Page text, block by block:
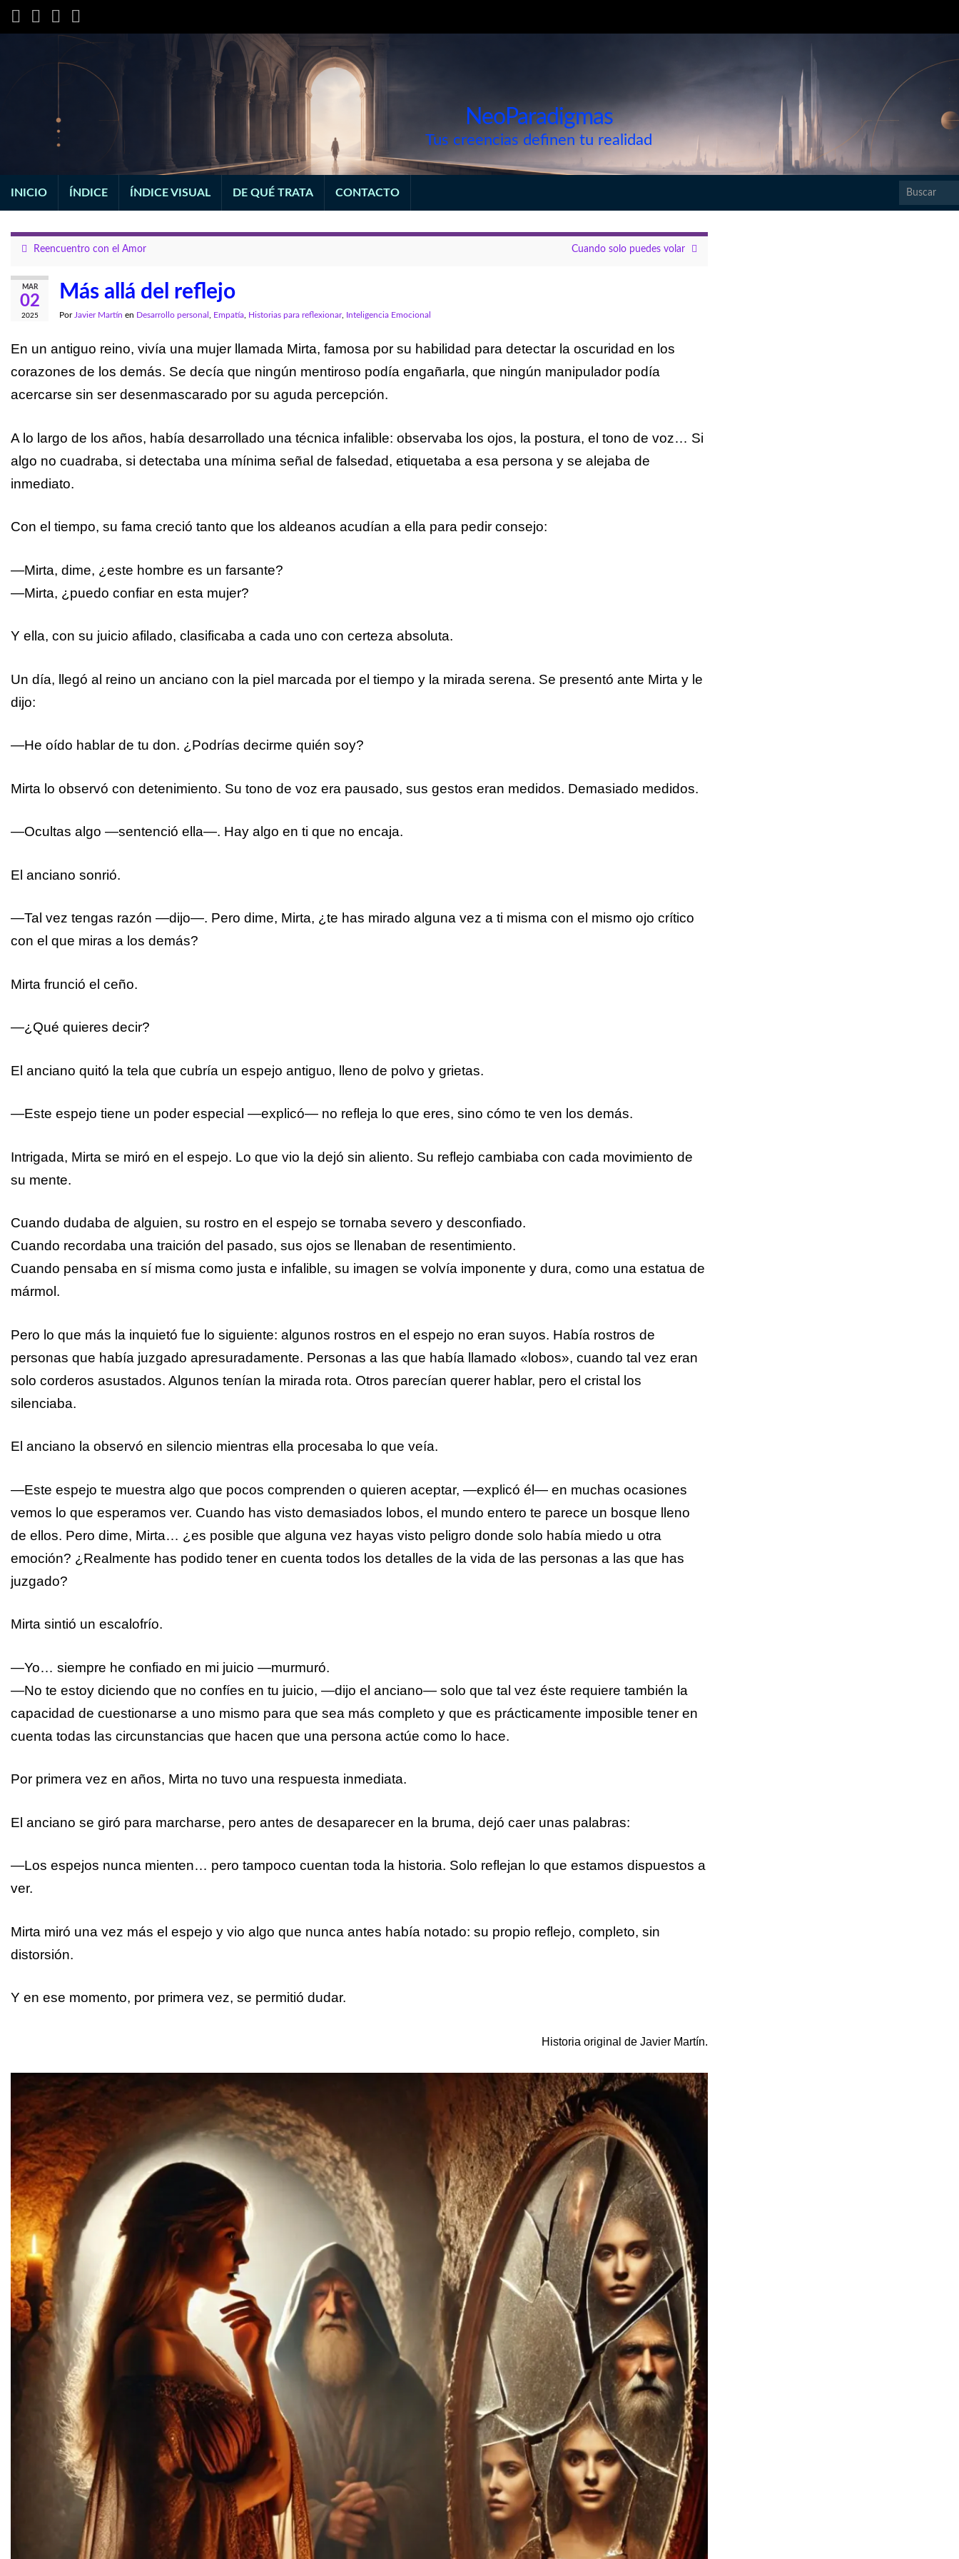
NeoParadigmas
Tus creencias definen tu realidad
INICIO ÍNDICE ÍNDICE VISUAL DE QUÉ TRATA CONTACTO Search for:
Reencuentro con el Amor Cuando solo puedes volar
MAR
02
2025
Más allá del reflejo
Por Javier Martín en Desarrollo personal Empatía Historias para reflexionar, Inteligencia Emocional
En un antiguo reino, vivía una mujer llamada Mirta, famosa por su habilidad para detectar la oscuridad en los
corazones de los demás. Se decía que ningún mentiroso podía engañarla, que ningún manipulador podía
acercarse sin ser desenmascarado por su aguda percepción.
A lo largo de los años, había desarrollado una técnica infalible: observaba los ojos, la postura, el tono de voz… Si
algo no cuadraba, si detectaba una mínima señal de falsedad, etiquetaba a esa persona y se alejaba de
inmediato.
Con el tiempo, su fama creció tanto que los aldeanos acudían a ella para pedir consejo:
—Mirta, dime, ¿este hombre es un farsante?
—Mirta, ¿puedo confiar en esta mujer?
Y ella, con su juicio afilado, clasificaba a cada uno con certeza absoluta.
Un día, llegó al reino un anciano con la piel marcada por el tiempo y la mirada serena. Se presentó ante Mirta y le
dijo:
—He oído hablar de tu don. ¿Podrías decirme quién soy?
Mirta lo observó con detenimiento. Su tono de voz era pausado, sus gestos eran medidos. Demasiado medidos.
—Ocultas algo —sentenció ella—. Hay algo en ti que no encaja.
El anciano sonrió.
—Tal vez tengas razón —dijo—. Pero dime, Mirta, ¿te has mirado alguna vez a ti misma con el mismo ojo crítico
con el que miras a los demás?
Mirta frunció el ceño.
—¿Qué quieres decir?
El anciano quitó la tela que cubría un espejo antiguo, lleno de polvo y grietas.
—Este espejo tiene un poder especial —explicó— no refleja lo que eres, sino cómo te ven los demás.
Intrigada, Mirta se miró en el espejo. Lo que vio la dejó sin aliento. Su reflejo cambiaba con cada movimiento de
su mente.
Cuando dudaba de alguien, su rostro en el espejo se tornaba severo y desconfiado.
Cuando recordaba una traición del pasado, sus ojos se llenaban de resentimiento.
Cuando pensaba en sí misma como justa e infalible, su imagen se volvía imponente y dura, como una estatua de
mármol.
Pero lo que más la inquietó fue lo siguiente: algunos rostros en el espejo no eran suyos. Había rostros de
personas que había juzgado apresuradamente. Personas a las que había llamado «lobos», cuando tal vez eran
solo corderos asustados. Algunos tenían la mirada rota. Otros parecían querer hablar, pero el cristal los
silenciaba.
El anciano la observó en silencio mientras ella procesaba lo que veía.
—Este espejo te muestra algo que pocos comprenden o quieren aceptar, —explicó él— en muchas ocasiones
vemos lo que esperamos ver. Cuando has visto demasiados lobos, el mundo entero te parece un bosque lleno
de ellos. Pero dime, Mirta… ¿es posible que alguna vez hayas visto peligro donde solo había miedo u otra
emoción? ¿Realmente has podido tener en cuenta todos los detalles de la vida de las personas a las que has
juzgado?
Mirta sintió un escalofrío.
—Yo… siempre he confiado en mi juicio —murmuró.
—No te estoy diciendo que no confíes en tu juicio, —dijo el anciano— solo que tal vez éste requiere también la
capacidad de cuestionarse a uno mismo para que sea más completo y que es prácticamente imposible tener en
cuenta todas las circunstancias que hacen que una persona actúe como lo hace.
Por primera vez en años, Mirta no tuvo una respuesta inmediata.
El anciano se giró para marcharse, pero antes de desaparecer en la bruma, dejó caer unas palabras:
—Los espejos nunca mienten… pero tampoco cuentan toda la historia. Solo reflejan lo que estamos dispuestos a
ver.
Mirta miró una vez más el espejo y vio algo que nunca antes había notado: su propio reflejo, completo, sin
distorsión.
Y en ese momento, por primera vez, se permitió dudar.
Historia original de Javier Martín.